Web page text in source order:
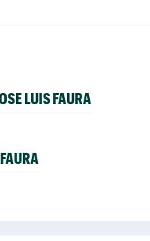
LUIS FAURA